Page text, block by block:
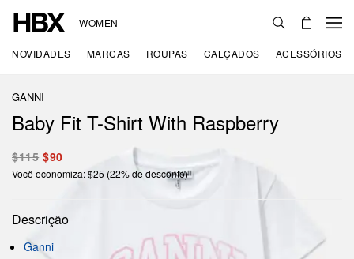
WOMEN
NOVIDADES MARCAS ROUPAS CALÇADOS ACESSÓRIOS
GANNI
Baby Fit T-Shirt With Raspberry
$115 $90
Você economiza: $25 (22% de desconto)
Descrição
Ganni